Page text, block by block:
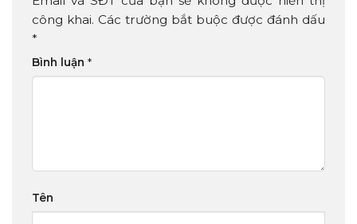
công khai. Các trường bắt buộc được đánh dấu
*
Bình luận *
Tên